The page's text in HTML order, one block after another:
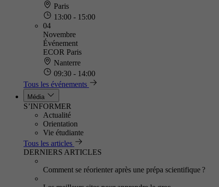
Paris
13:00 - 15:00
04
Novembre
Événement
ECOR Paris
Nanterre
09:30 - 14:00
Tous les événements
Média
S’INFORMER
Actualité
Orientation
Vie étudiante
Tous les articles
DERNIERS ARTICLES
Comment se réorienter après une prépa scientifique ?